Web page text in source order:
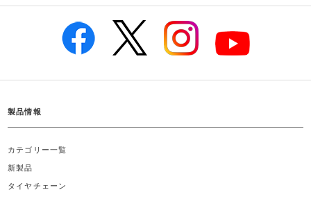
製品情報
カテゴリー一覧
新製品
タイヤチェーン